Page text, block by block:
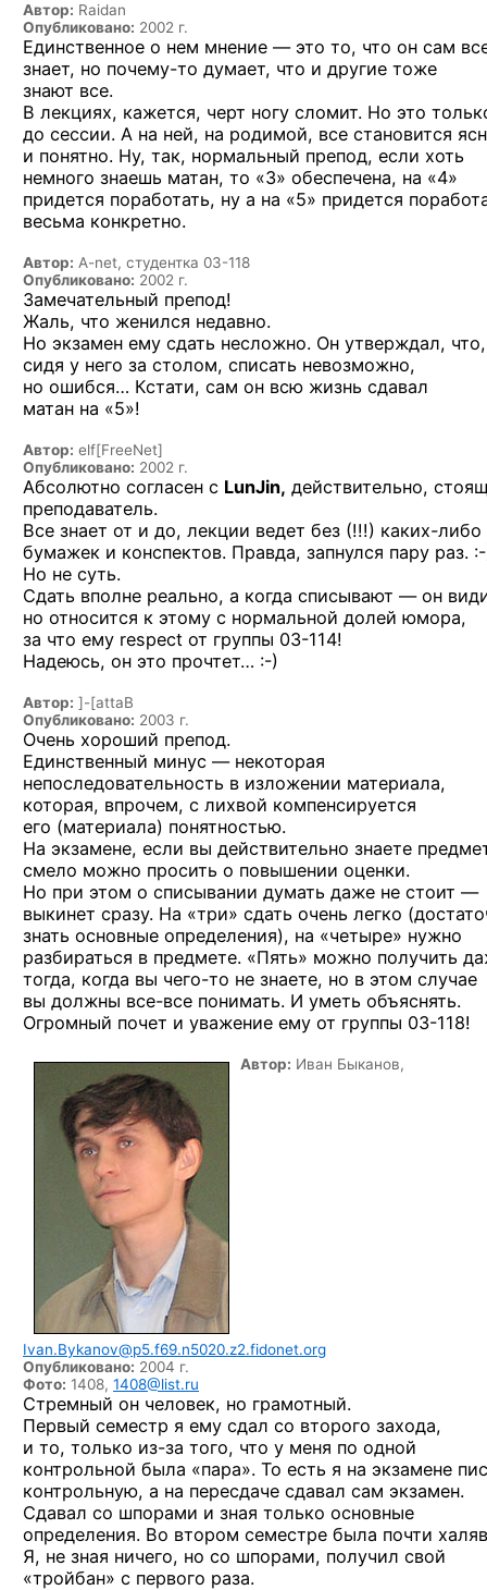
Автор: Raidan
Опубликовано: 2002 г.
Единственное о нем мнение — это то, что он сам
знает, но почему-то думает, что и другие тоже
знают все.
В лекциях, кажется, черт ногу сломит. Но это
до сессии. А на ней, на родимой, все становится
и понятно. Ну, так, нормальный препод, если хоть
немного знаешь матан, то «3» обеспечена, на «4»
придется поработать, ну а на «5» придется
весьма конкретно.
Автор: A-net, студентка 03-118
Опубликовано: 2002 г.
Замечательный препод!
Жаль, что женился недавно.
Но экзамен ему сдать несложно. Он утверждал, что,
сидя у него за столом, списать невозможно,
но ошибся… Кстати, сам он всю жизнь сдавал
матан на «5»!
Автор: elf[FreeNet]
Опубликовано: 2002 г.
Абсолютно согласен с LunJin, действительно,
преподаватель.
Все знает от и до, лекции ведет без (!!!) каких-либо
бумажек и конспектов. Правда, запнулся пару раз.
Но не суть.
Сдать вполне реально, а когда списывают — он
но относится к этому с нормальной долей юмора,
за что ему respect от группы 03-114!
Надеюсь, он это прочтет… :-)
Автор: ]-[attaB
Опубликовано: 2003 г.
Очень хороший препод.
Единственный минус — некоторая
непоследовательность в изложении материала,
которая, впрочем, с лихвой компенсируется
его (материала) понятностью.
На экзамене, если вы действительно знаете
смело можно просить о повышении оценки.
Но при этом о списывании думать даже не стоит —
выкинет сразу. На «три» сдать очень легко
знать основные определения), на «четыре» нужно
разбираться в предмете. «Пять» можно получить
тогда, когда вы чего-то не знаете, но в этом случае
вы должны все-все понимать. И уметь объяснять.
Огромный почет и уважение ему от группы 03-118!
Автор: Иван Быканов,
Ivan.Bykanov@p5.f69.n5020.z2.fidonet.org
Опубликовано: 2004 г.
Фото: 1408, 1408@list.ru
Стремный он человек, но грамотный.
Первый семестр я ему сдал со второго захода,
и то, только из-за того, что у меня по одной
контрольной была «пара». То есть я на экзамене
контрольную, а на пересдаче сдавал сам экзамен.
Сдавал со шпорами и зная только основные
определения. Во втором семестре была почти
Я, не зная ничего, но со шпорами, получил свой
«тройбан» с первого раза.